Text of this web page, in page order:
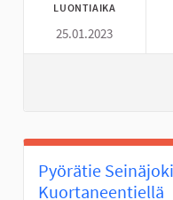
LUONTIAIKA
25.01.2023
Pyörätie
Kuortaneentiellä